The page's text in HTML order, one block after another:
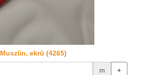
Muszlin, ekrü (4265)
m +